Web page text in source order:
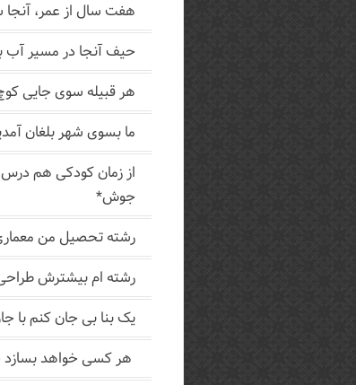
هفت سال از عمر،
حیف آنجا در مسیر آب
هر قبیله سوی جایی
ما بسوی شهر بلغان
از زمان کودکی هم
جوش*
رشته تحصیل من
رشته ام بیشترش
یک بنا بی جان کنم با
هر کسی خواهد بسازد